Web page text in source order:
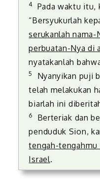
4
Pada waktu itu,
“Bersyukurlah
serukanlah nama-
perbuatan-Nya di
nyatakanlah
5
Nyanyikan puji
telah melakukan
biarlah ini
6
Berteriak dan
penduduk Sion,
tengah-tengahmu
Israel.